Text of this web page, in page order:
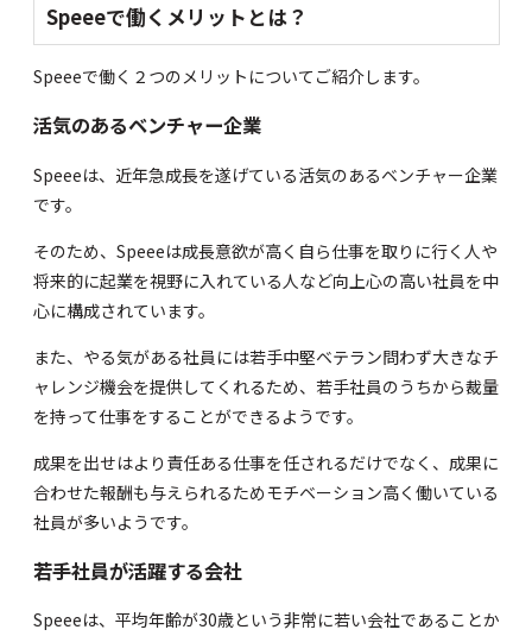
Speeeで働くメリットとは？
Speeeで働く２つのメリットについてご紹介します。
活気のあるベンチャー企業
Speeeは、近年急成長を遂げている活気のあるベンチャー企業
です。
そのため、Speeeは成長意欲が高く自ら仕事を取りに行く人や
将来的に起業を視野に入れている人など向上心の高い社員を中
心に構成されています。
また、やる気がある社員には若手中堅ベテラン問わず大きなチ
ャレンジ機会を提供してくれるため、若手社員のうちから裁量
を持って仕事をすることができるようです。
成果を出せはより責任ある仕事を任されるだけでなく、成果に
合わせた報酬も与えられるためモチベーション高く働いている
社員が多いようです。
若手社員が活躍する会社
Speeeは、平均年齢が30歳という非常に若い会社であることか